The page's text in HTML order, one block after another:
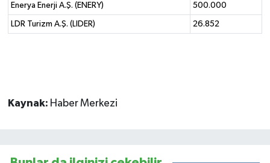
Enerya Enerji A.Ş. (ENERY) 500.000
LDR Turizm A.Ş. (LIDER) 26.852
Kaynak: Haber Merkezi